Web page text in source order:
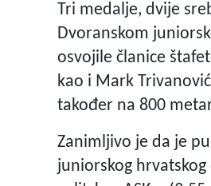
Tri medalje, dvije
Dvoranskom
osvojile članice
kao i Mark
također na 800
Zanimljivo je da je
juniorskog